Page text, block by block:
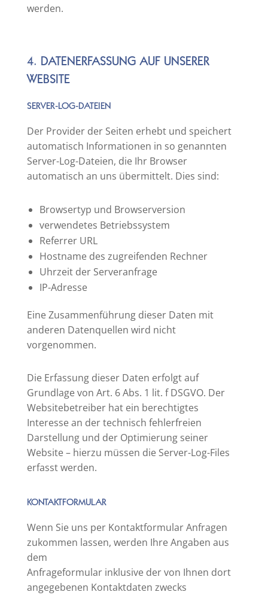
werden.
4. DATENERFASSUNG AUF UNSERER
WEBSITE
SERVER-LOG-DATEIEN
Der Provider der Seiten erhebt und speichert
automatisch Informationen in so genannten
Server-Log-Dateien, die Ihr Browser
automatisch an uns übermittelt. Dies sind:
Browsertyp und Browserversion
verwendetes Betriebssystem
Referrer URL
Hostname des zugreifenden Rechner
Uhrzeit der Serveranfrage
IP-Adresse
Eine Zusammenführung dieser Daten mit
anderen Datenquellen wird nicht
vorgenommen.
Die Erfassung dieser Daten erfolgt auf
Grundlage von Art. 6 Abs. 1 lit. f DSGVO. Der
Websitebetreiber hat ein berechtigtes
Interesse an der technisch fehlerfreien
Darstellung und der Optimierung seiner
Website – hierzu müssen die Server-Log-Files
erfasst werden.
KONTAKTFORMULAR
Wenn Sie uns per Kontaktformular Anfragen
zukommen lassen, werden Ihre Angaben aus
dem
Anfrageformular inklusive der von Ihnen dort
angegebenen Kontaktdaten zwecks